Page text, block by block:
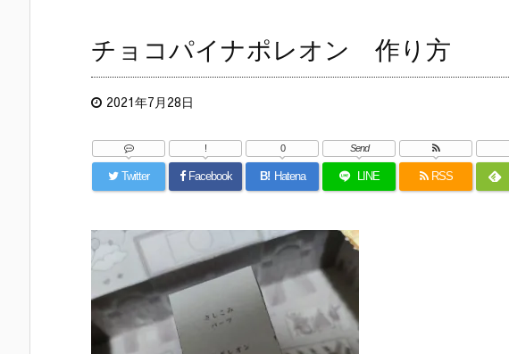
チョコパイナポレオン 作り方
2021年7月28日
Twitter Facebook
!
B! Hatena
0
LINE
Send
RSS